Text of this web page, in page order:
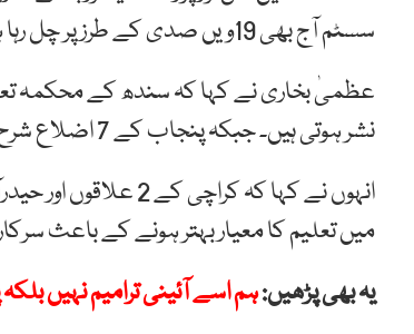
سسٹم آج بھی 19ویں صدی کے طرز پر چل رہا ہے۔
عظمیٰ بخاری نے کہا کہ سندھ کے محکمہ
نشر ہوتی ہیں۔ جبکہ پنجاب کے 7 اضلاع شرح خواندگی میں آج بھی ٹاپ پر ہیں۔
انہوں نے کہا کہ
میں تعلیم کا معیار بہتر ہونے کے باعث
یہ بھی پڑھیں:ہم اسے آئینی ترامیم نہیں